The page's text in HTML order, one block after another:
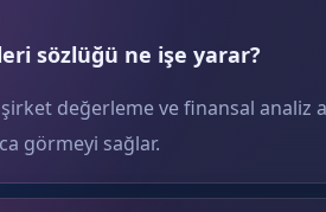
sözlüğü ne işe yarar?
şirket değerleme ve finansal analiz
görmeyi sağlar.